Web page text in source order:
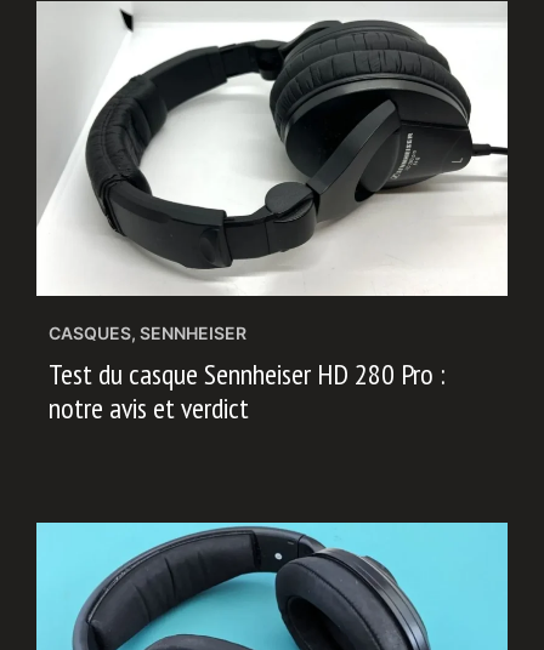
CASQUES, SENNHEISER
Test du casque Sennheiser HD 280 Pro :
notre avis et verdict